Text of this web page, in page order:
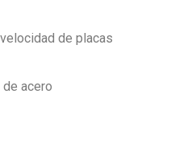
de placas
acero